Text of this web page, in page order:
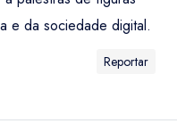
e da sociedade digital.
Reportar